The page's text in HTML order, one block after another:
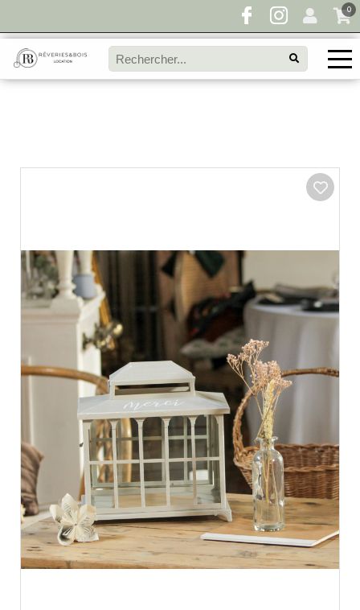
0
Pour toute demande de disponibilité, remplissez